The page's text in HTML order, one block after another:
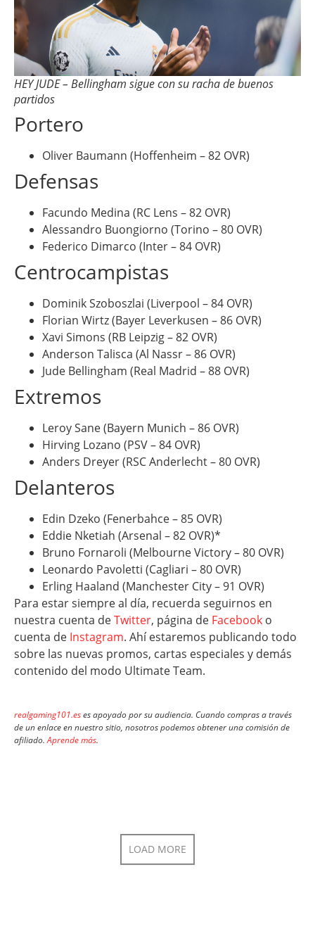
HEY JUDE – Bellingham sigue con su racha de buenos
partidos
Portero
Oliver Baumann (Hoffenheim – 82 OVR)
Defensas
Facundo Medina (RC Lens – 82 OVR)
Alessandro Buongiorno (Torino – 80 OVR)
Federico Dimarco (Inter – 84 OVR)
Centrocampistas
Dominik Szoboszlai (Liverpool – 84 OVR)
Florian Wirtz (Bayer Leverkusen – 86 OVR)
Xavi Simons (RB Leipzig – 82 OVR)
Anderson Talisca (Al Nassr – 86 OVR)
Jude Bellingham (Real Madrid – 88 OVR)
Extremos
Leroy Sane (Bayern Munich – 86 OVR)
Hirving Lozano (PSV – 84 OVR)
Anders Dreyer (RSC Anderlecht – 80 OVR)
Delanteros
Edin Dzeko (Fenerbahce – 85 OVR)
Eddie Nketiah (Arsenal – 82 OVR)*
Bruno Fornaroli (Melbourne Victory – 80 OVR)
Leonardo Pavoletti (Cagliari – 80 OVR)
Erling Haaland (Manchester City – 91 OVR)
Para estar siempre al día, recuerda seguirnos en
nuestra cuenta deTwitter, página de Facebook o
cuenta de Instagram. Ahí estaremos publicando todo
sobre las nuevas promos, cartas especiales y demás
contenido del modo Ultimate Team.
realgaming101.eses apoyado por su audiencia. Cuando compras a través
de un enlace en nuestro sitio, nosotros podemos obtener una comisión de
afiliado.Aprende más.
LOAD MORE